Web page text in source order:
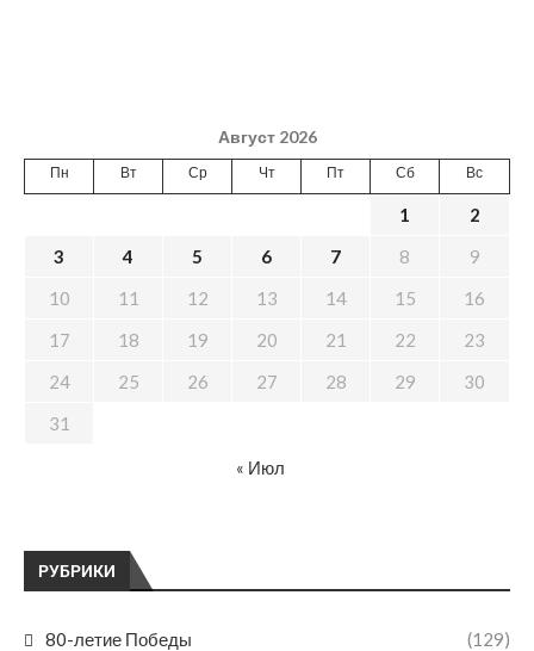
РУБРИКИ
80-летие Победы (129)
Август 2026
Пн Вт Ср Чт Пт Сб Вс
1
2
3
4 5 6 7 8
9
10
11 12 13 14 15
16
17
18 19 20 21 22
23
24
25 26 27 28 29
30
31
« Июл